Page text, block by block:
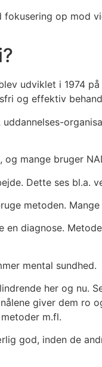
fokusering op mod
udviklet i 1974
og effektiv
uddannelses-
mange bruger
Dette ses bl.a.
metoden.
diagnose.
mental sundhed.
her og nu.
giver dem ro
m.fl.
god, inden de